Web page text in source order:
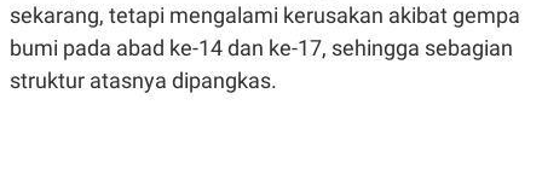
E
T
A
K
T
E
N
sekarang, tetapi mengalami kerusakan akibat gempa
bumi pada abad ke-14 dan ke-17, sehingga sebagian
struktur atasnya dipangkas.